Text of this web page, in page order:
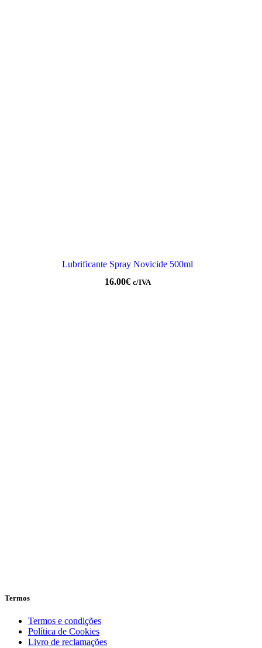
Lubrificante Spray Novicide 500ml
16.00€ c/IVA
Termos
Termos e condições
Política de Cookies
Livro de reclamações